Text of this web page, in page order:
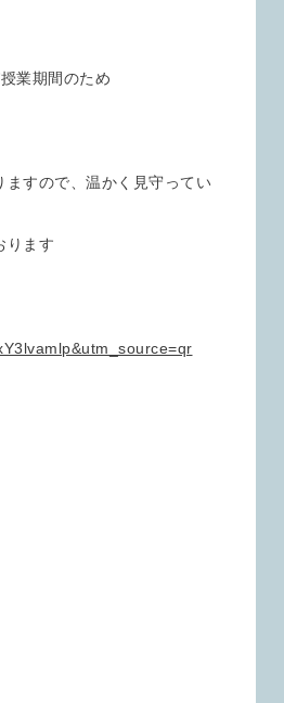
業期間のため
すので、温かく見守ってい
ります